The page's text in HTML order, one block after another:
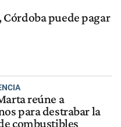
puede pagar
reúne a
para destrabar la
combustibles